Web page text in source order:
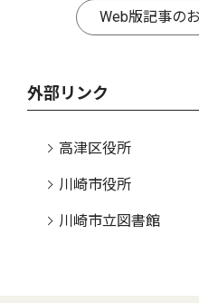
Web版記事の
外部リンク
高津区役所
川崎市役所
川崎市立図書館